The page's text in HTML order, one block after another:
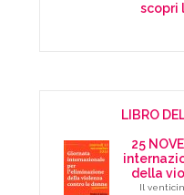
scopri
LIBRO
25
della
Il